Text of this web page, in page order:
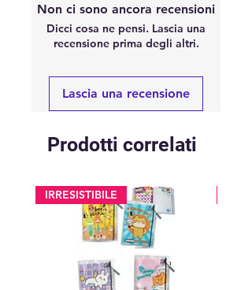
Non ci sono ancora recensioni
Dicci cosa ne pensi. Lascia una
recensione prima degli altri.
Lascia una recensione
Prodotti correlati
IRRESISTIBILE